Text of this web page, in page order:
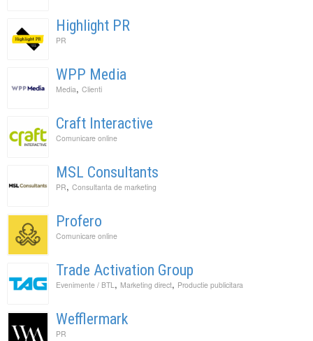
Highlight PR
PR
WPP Media
Media, Clienti
Craft Interactive
Comunicare online
MSL Consultants
PR, Consultanta de marketing
Profero
Comunicare online
Trade Activation Group
Evenimente / BTL , Marketing direct, Productie publicitara
Wefflermark
PR